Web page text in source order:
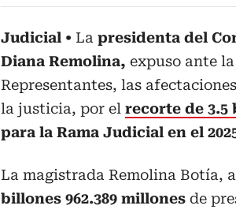
Judicial La presidenta del
Diana Remolina, expuso ante
Representantes, las
la justicia, por el recorte de 3.5
para la Rama Judicial en el
La magistrada Remolina Botía,
billones 962.389 millones de